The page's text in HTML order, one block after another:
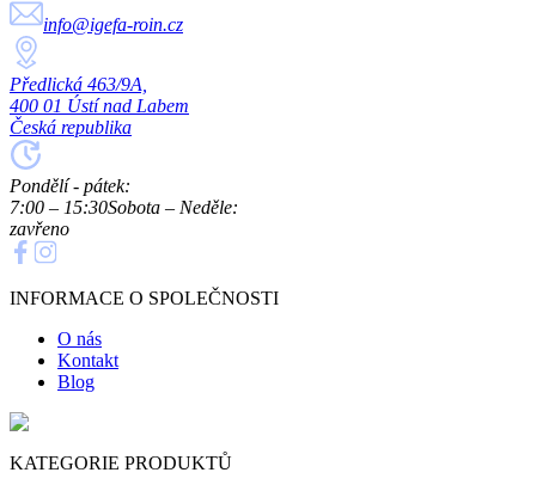
info@igefa-roin.cz
Předlická 463/9A,
400 01 Ústí nad Labem
Česká republika
Pondělí - pátek:
7:00 – 15:30Sobota – Neděle:
zavřeno
INFORMACE O SPOLEČNOSTI
O nás
Kontakt
Blog
KATEGORIE PRODUKTŮ